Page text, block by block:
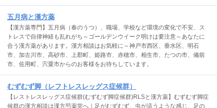
五月病と漢方薬
【漢方薬専門】五月病（春のうつ）、職場、学校など環境の変化で不安、ス
トレスで自律神経も乱れがち～ゴールデンウイーク明けは要注意～あなたに
合う漢方薬があります。漢方相談はお気軽に～神戸市西区、垂水区、明石
市、加古川市、高砂市、上郡町、姫路市、赤穂市、相生市、たつの市、備前
市、佐用町、宍粟市からのお客様をお待ちしています。
むずむず脚（レフトレスレッグス症候群）
【レストレスレッグス症候群(むずむず脚症候群)RLSと漢方薬】むずむず脚症
候群の漢方相談は漢方芍薬堂へ｜足がむずむず、虫が這うような感じ、足の